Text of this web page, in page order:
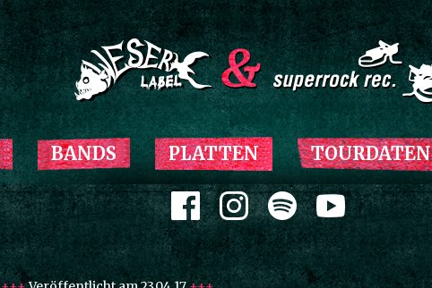
Zum Inhalt springen
BANDS PLATTEN TOURDATEN
Zum Inhalt springen